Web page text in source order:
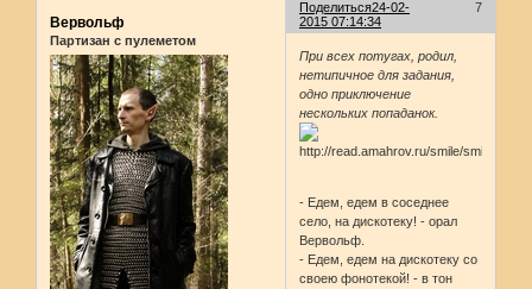
Поделиться 7
24-02-
2015 07:14:34
Вервольф
Партизан с пулеметом
При всех потугах, родил,
нетипичное для задания,
одно приключение
нескольких попаданок.
- Едем, едем в соседнее
село, на дискотеку! - орал
Вервольф.
- Едем, едем на дискотеку со
своею фонотекой! - в тон